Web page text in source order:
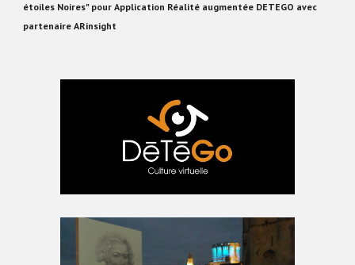
étoiles Noires" pour Application Réalité augmentée DETEGO avec
partenaire ARinsight